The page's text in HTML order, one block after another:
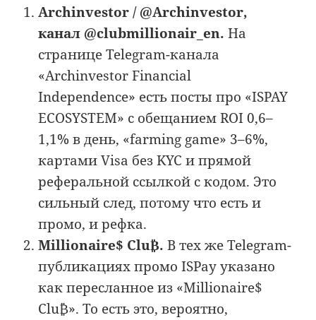
Archinvestor / @Archinvestor,
канал @clubmillionair_en. На
странице Telegram-канала
«Archinvestor Financial
Independence» есть посты про «ISPAY
ECOSYSTEM» с обещанием ROI 0,6–
1,1% в день, «farming game» 3–6%,
картами Visa без KYC и прямой
реферальной ссылкой с кодом. Это
сильный след, потому что есть и
промо, и рефка.
Millionaire$ Clu₿. В тех же Telegram-
публикациях промо ISPay указано
как пересланное из «Millionaire$
Clu₿». То есть это, вероятно,